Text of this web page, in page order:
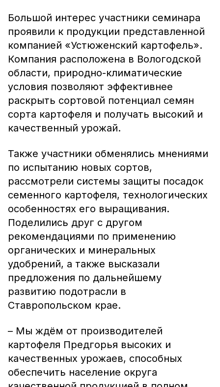
Большой интерес участники семинара
проявили к продукции представленной
компанией «Устюженский картофель».
Компания расположена в Вологодской
области, природно-климатические
условия позволяют эффективнее
раскрыть сортовой потенциал семян
сорта картофеля и получать высокий и
качественный урожай.
Также участники обменялись мнениями
по испытанию новых сортов,
рассмотрели системы защиты посадок
семенного картофеля, технологических
особенностях его выращивания.
Поделились друг с другом
рекомендациями по применению
органических и минеральных
удобрений, а также высказали
предложения по дальнейшему
развитию подотрасли в
Ставропольском крае.
– Мы ждём от производителей
картофеля Предгорья высоких и
качественных урожаев, способных
обеспечить население округа